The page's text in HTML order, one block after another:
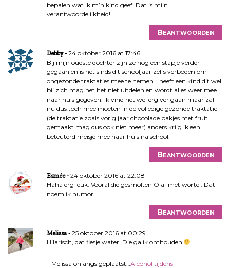
bepalen wat ik m’n kind geef! Dat is mijn
verantwoordelijkheid!
Beantwoorden
Debby
24 oktober 2016 at 17:46
Bij mijn oudste dochter zijn ze nog een stapje verder
gegaan en is het sinds dit schooljaar zelfs verboden om
ongezonde traktaties mee te nemen… heeft een kind dit wel
bij zich mag het het niet uitdelen en wordt alles weer mee
naar huis gegeven. Ik vind het wel erg ver gaan maar zal
nu dus toch mee moeten in de volledige gezonde traktatie
(de traktatie zoals vorig jaar chocolade bakjes met fruit
gemaakt mag dus ook niet meer) anders krijg ik een
beteuterd meisje mee naar huis na school.
Beantwoorden
Esmée
24 oktober 2016 at 22:08
Haha erg leuk. Vooral die gesmolten Olaf met wortel. Dat
noem ik humor.
Beantwoorden
Melissa
25 oktober 2016 at 00:29
Hilarisch, dat flesje water! Die ga ik onthouden
Melissa onlangs geplaatst… Alcohol tijdens